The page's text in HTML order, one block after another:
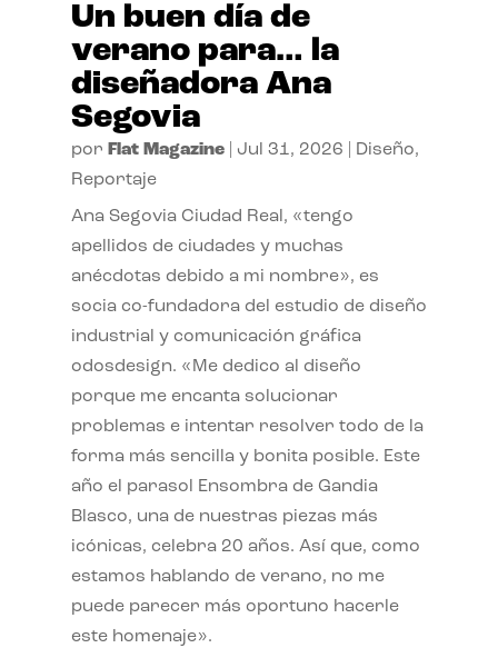
Un buen día de
verano para… la
diseñadora Ana
Segovia
por Flat Magazine| Jul 31, 2026 Diseño,
Reportaje
Ana Segovia Ciudad Real, «tengo
apellidos de ciudades y muchas
anécdotas debido a mi nombre», es
socia co-fundadora del estudio de diseño
industrial y comunicación gráfica
odosdesign. «Me dedico al diseño
porque me encanta solucionar
problemas e intentar resolver todo de la
forma más sencilla y bonita posible. Este
año el parasol Ensombra de Gandia
Blasco, una de nuestras piezas más
icónicas, celebra 20 años. Así que, como
estamos hablando de verano, no me
puede parecer más oportuno hacerle
este homenaje».